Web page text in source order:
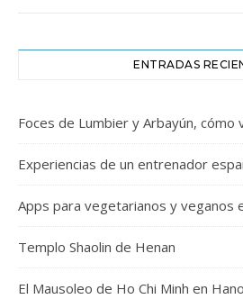
ENTRADAS
Foces de Lumbier y Arbayún, cómo
Experiencias de un entrenador
Apps para vegetarianos y veganos
Templo Shaolin de Henan
El Mausoleo de Ho Chi Minh en